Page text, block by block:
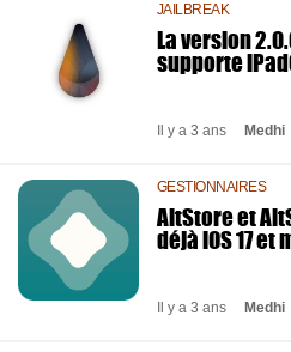
JAILBREAK
La version
supporte
Il y a 3 ans Medhi
GESTIONNAIRES
AltStore et
déjà iOS 17 et
Il y a 3 ans Medhi